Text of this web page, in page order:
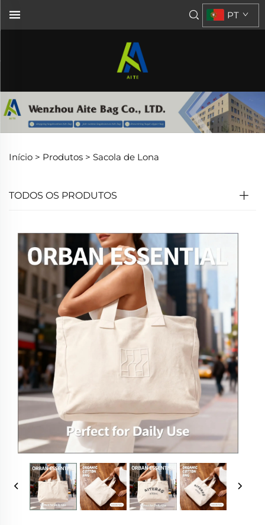
PT
Início > Produtos > Sacola de Lona
TODOS OS PRODUTOS